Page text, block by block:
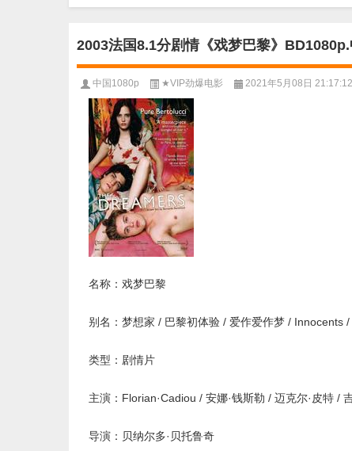
2003法国8.1分剧情《戏梦巴黎》
中国1080p ★VIP劲爆电影 2021年5月08日 21:17:12
名称：戏梦巴黎
别名：梦想家 / 巴黎初体验 / 爱作爱作梦 / Innocents
类型：剧情片
主演：Florian·Cadiou / 安娜·钱斯勒 / 迈克尔·皮特 /
导演：贝纳尔多·贝托鲁奇